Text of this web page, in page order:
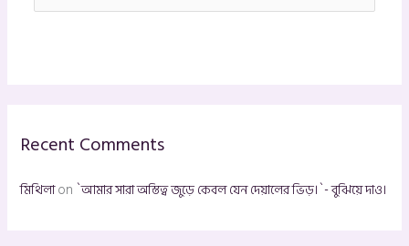
e
f
Recent Comments
মিথিলাon `আমার সারা অস্তিত্ব জুড়ে কেবল যেন দেয়ালের ভিড়।`- বুঝিয়ে দাও।